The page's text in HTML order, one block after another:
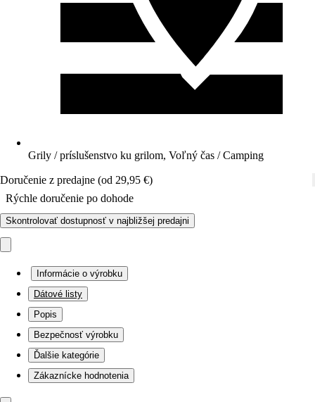
Grily / príslušenstvo ku grilom, Voľný čas / Camping
Doručenie z predajne (od 29,95 €)
Rýchle doručenie po dohode
Skontrolovať dostupnosť v najbližšej predajni
Informácie o výrobku
Dátové listy
Popis
Bezpečnosť výrobku
Ďalšie kategórie
Zákaznícke hodnotenia